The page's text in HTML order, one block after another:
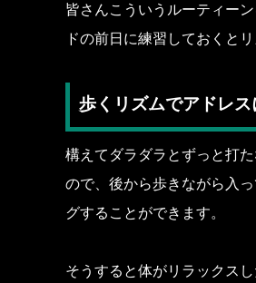
皆さんこういうルーティー
ドの前日に練習しておくと
歩くリズムでアドレス
構えてダラダラとずっと打
ので、後から歩きながら入
グすることができます。
そうすると体がリラックス